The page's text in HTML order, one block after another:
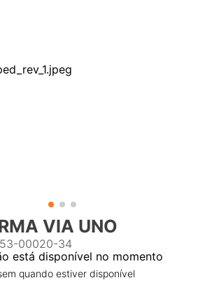
VIA UNO
00020-34
está disponível no momento
quando estiver disponível